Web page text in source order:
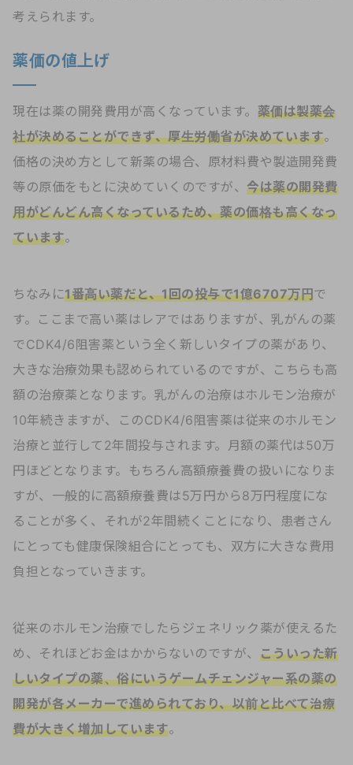
考えられます。
薬価の値上げ
現在は薬の開発費用が高くなっています。 薬価は製薬会
社が決めることができず、厚生労働省が決めています。
価格の決め方として新薬の場合、原材料費や製造開発費
等の原価をもとに決めていくのですが、 今は薬の開発費
用がどんどん高くなっているため、薬の価格も高くなっ
ています。
ちなみに1番高い薬だと、1回の投与で1億6707万円で
す。ここまで高い薬はレアではありますが、乳がんの薬
でCDK4/6阻害薬という全く新しいタイプの薬があり、
大きな治療効果も認められているのですが、こちらも高
額の治療薬となります。乳がんの治療はホルモン治療が
10年続きますが、このCDK4/6阻害薬は従来のホルモン
治療と並行して2年間投与されます。月額の薬代は50万
円ほどとなります。もちろん高額療養費の扱いになりま
すが、一般的に高額療養費は5万円から8万円程度にな
ることが多く、それが2年間続くことになり、患者さん
にとっても健康保険組合にとっても、双方に大きな費用
負担となっていきます。
従来のホルモン治療でしたらジェネリック薬が使えるた
め、それほどお金はかからないのですが、 こういった新
しいタイプの薬、俗にいうゲームチェンジャー系の薬の
開発が各メーカーで進められており、以前と比べて治療
費が大きく増加しています。